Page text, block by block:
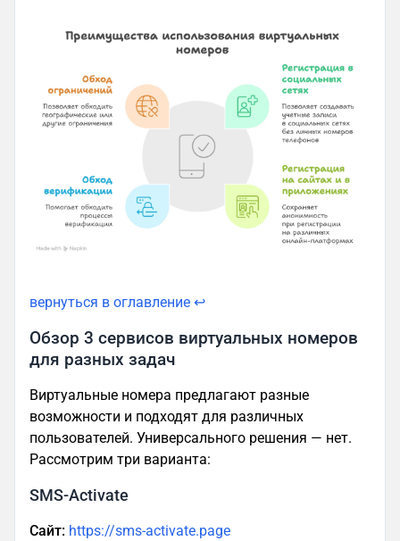
вернуться в оглавление ↩
Обзор 3 сервисов виртуальных номеров
для разных задач
Виртуальные номера предлагают разные
возможности и подходят для различных
пользователей. Универсального решения — нет.
Рассмотрим три варианта:
SMS-Activate
Сайт: https://sms-activate.page